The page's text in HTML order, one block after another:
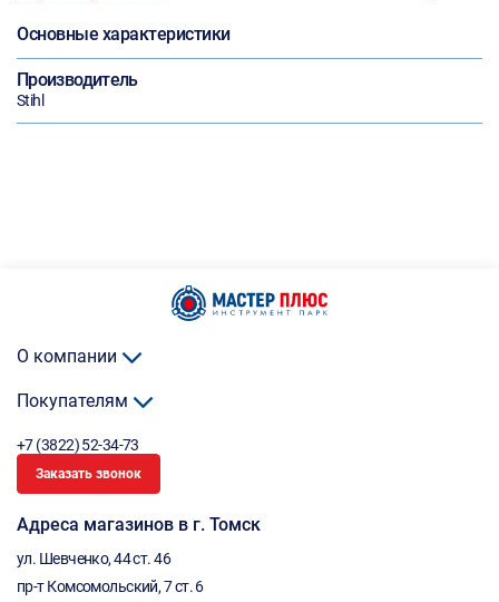
Основные характеристики
Производитель
Stihl
О компании
Покупателям
+7 (3822) 52-34-73
Заказать звонок
Адреса магазинов в г. Томск
ул. Шевченко, 44 ст. 46
пр-т Комсомольский, 7 ст. 6